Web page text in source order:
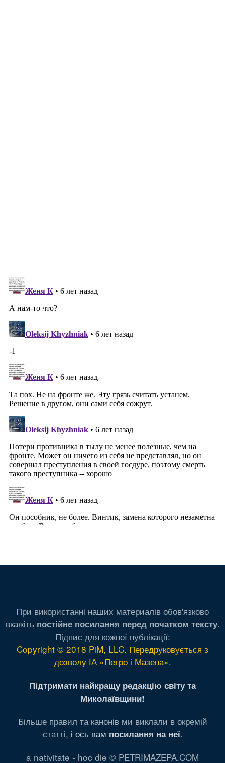
При використанні наших материалів обов'язково
вкажіть постійне посилання перед початком тексту.
Підпис для кожної публікації:
Copyright © 2018 PiM, LLC. Передруковується з
дозволу ІА «Петро і Мазепа».
Підтримати найкращу редакцію світу та
Миколаївщини!
Більше правил та канонів ми виклали в окремій
статті, і ось вам посилання на неї.
a nativitate - hoc die © PETRIMAZEPA.COM